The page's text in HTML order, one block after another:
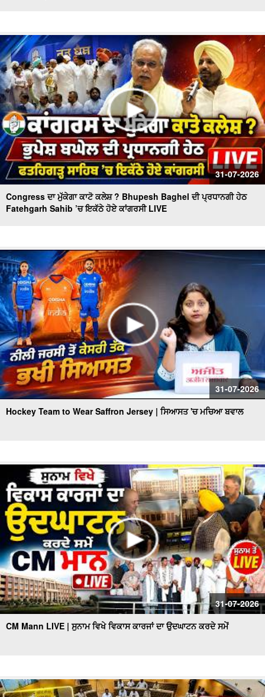
31-07-2026
Congress ਦਾ ਮੁੱਕੇਗਾ ਕਾਟੋ ਕਲੇਸ਼ ? Bhupesh Baghel ਦੀ ਪ੍ਰਧਾਨਗੀ ਹੇਠ
Fatehgarh Sahib ’ਚ ਇਕੱਠੇ ਹੋਏ ਕਾਂਗਰਸੀ LIVE
31-07-2026
Hockey Team to Wear Saffron Jersey | ਸਿਆਸਤ 'ਚ ਮਚਿਆ ਬਵਾਲ
31-07-2026
CM Mann LIVE | ਸੁਨਾਮ ਵਿਖੇ ਵਿਕਾਸ ਕਾਰਜਾਂ ਦਾ ਉਦਘਾਟਨ ਕਰਦੇ ਸਮੇਂ